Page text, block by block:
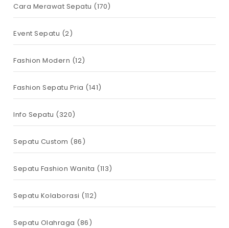
Cara Merawat Sepatu (170)
Event Sepatu (2)
Fashion Modern (12)
Fashion Sepatu Pria (141)
Info Sepatu (320)
Sepatu Custom (86)
Sepatu Fashion Wanita (113)
Sepatu Kolaborasi (112)
Sepatu Olahraga (86)